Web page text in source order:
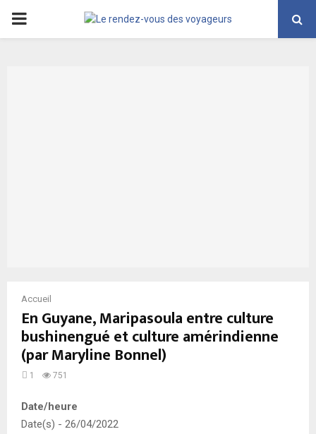
PRIMARY
Accueil
En Guyane, Maripasoula entre culture
bushinengué et culture amérindienne
(par Maryline Bonnel)
1 751
Date/heure
Date(s) - 26/04/2022